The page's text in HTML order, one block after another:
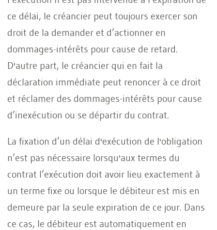
ce délai, le créancier peut toujours exercer son
droit de la demander et d’actionner en
dommages-intérêts pour cause de retard.
D'autre part, le créancier qui en fait la
déclaration immédiate peut renoncer à ce droit
et réclamer des dommages-intérêts pour cause
d’inexécution ou se départir du contrat.
La fixation d’un délai d'exécution de l'obligation
n’est pas nécessaire lorsqu'aux termes du
contrat l’exécution doit avoir lieu exactement à
un terme fixe ou lorsque le débiteur est mis en
demeure par la seule expiration de ce jour. Dans
ce cas, le débiteur est automatiquement en